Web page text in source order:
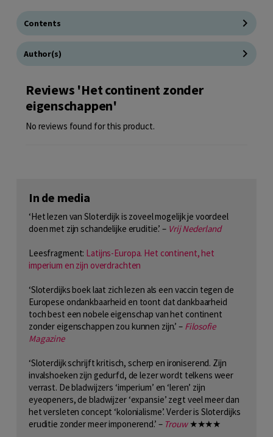
Contents
Author(s)
Reviews 'Het continent zonder
eigenschappen'
No reviews found for this product.
In de media
‘Het lezen van Sloterdijk is zoveel mogelijk je voordeel
doen met zijn schandelijke eruditie.’ – Vrij Nederland
Leesfragment: Latijns-Europa. Het continent, het
imperium en zijn overdrachten
‘Sloterdijks boek laat zich lezen als een vaccin tegen de
Europese ondankbaarheid en toont dat dankbaarheid
toch best een nobele eigenschap van het continent
zonder eigenschappen zou kunnen zijn.’ – Filosofie
Magazine
‘Sloterdijk schrijft kritisch, scherp en ironiserend. Zijn
invalshoeken zijn gedurfd, de lezer wordt telkens weer
verrast. De bladwijzers ‘imperium’ en ‘leren’ zijn
eyeopeners, de bladwijzer ‘expansie’ zegt veel meer dan
het versleten concept ‘kolonialisme’. Verder is Sloterdijks
eruditie zonder meer imponerend.’ – Trouw★★★★